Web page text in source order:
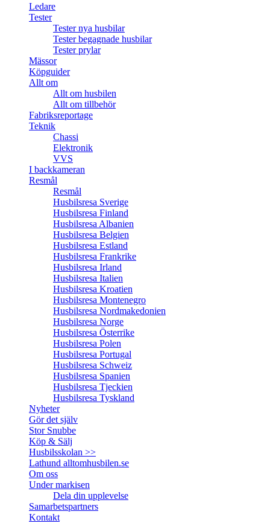
Ledare
Tester
Tester nya husbilar
Tester begagnade husbilar
Tester prylar
Mässor
Köpguider
Allt om
Allt om husbilen
Allt om tillbehör
Fabriksreportage
Teknik
Chassi
Elektronik
VVS
I backkameran
Resmål
Resmål
Husbilsresa Sverige
Husbilsresa Finland
Husbilsresa Albanien
Husbilsresa Belgien
Husbilsresa Estland
Husbilsresa Frankrike
Husbilsresa Irland
Husbilsresa Italien
Husbilsresa Kroatien
Husbilsresa Montenegro
Husbilsresa Nordmakedonien
Husbilsresa Norge
Husbilsresa Österrike
Husbilsresa Polen
Husbilsresa Portugal
Husbilsresa Schweiz
Husbilsresa Spanien
Husbilsresa Tjeckien
Husbilsresa Tyskland
Nyheter
Gör det själv
Stor Snubbe
Köp & Sälj
Husbilsskolan >>
Lathund alltomhusbilen.se
Om oss
Under markisen
Dela din upplevelse
Samarbetspartners
Kontakt